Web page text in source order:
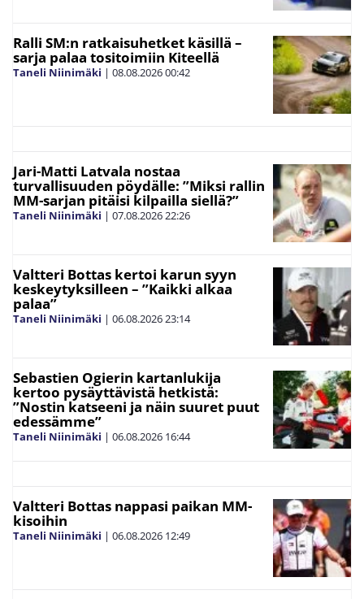
Ralli SM:n ratkaisuhetket käsillä –
sarja palaa tositoimiin Kiteellä
Taneli Niinimäki | 08.08.202600:42
Jari-Matti Latvala nostaa
turvallisuuden pöydälle: ”Miksi rallin
MM-sarjan pitäisi kilpailla siellä?”
Taneli Niinimäki | 07.08.202622:26
Valtteri Bottas kertoi karun syyn
keskeytyksilleen – ”Kaikki alkaa
palaa”
Taneli Niinimäki | 06.08.202623:14
Sebastien Ogierin kartanlukija
kertoo pysäyttävistä hetkistä:
”Nostin katseeni ja näin suuret puut
edessämme”
Taneli Niinimäki | 06.08.2026 16:44
Valtteri Bottas nappasi paikan MM-
kisoihin
Taneli Niinimäki | 06.08.2026 12:49